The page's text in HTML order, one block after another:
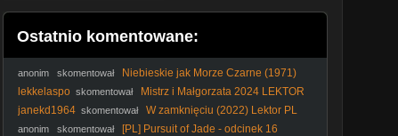
Ostatnio komentowane:
anonim skomentował
Niebieskie jak Morze Czarne (1971)
lekkelaspo skomentował
Mistrz i Małgorzata 2024 LEKTOR
PL The Master and Margarita 2024 LEKTOR PL
janekd1964 skomentował W zamknięciu (2022) Lektor PL
anonim skomentował
[PL] Pursuit of Jade - odcinek 16